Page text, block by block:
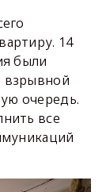
14
были
взрывной
очередь.
все